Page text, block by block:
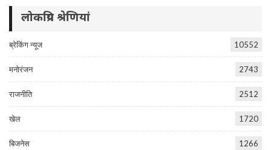
लोकप्रिय श्रेणियां
ब्रेकिंग न्यूज 10552
मनोरंजन 2743
राजनीति 2512
खेल 1720
बिजनेस 1266